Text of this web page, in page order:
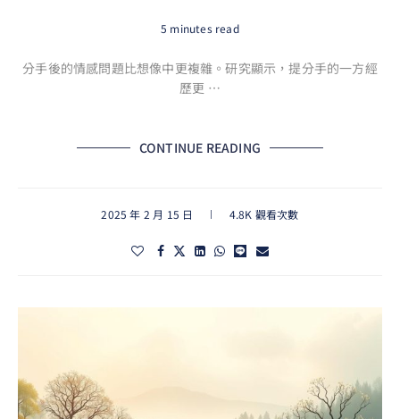
5 minutes read
分手後的情感問題比想像中更複雜。研究顯示，提分手的一方經
歷更 …
CONTINUE READING
2025 年 2 月 15 日 4.8K 觀看次數